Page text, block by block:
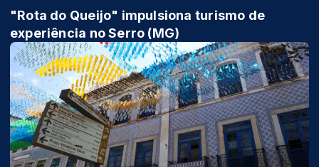
"Rota do Queijo" impulsiona turismo de
experiência no Serro (MG)